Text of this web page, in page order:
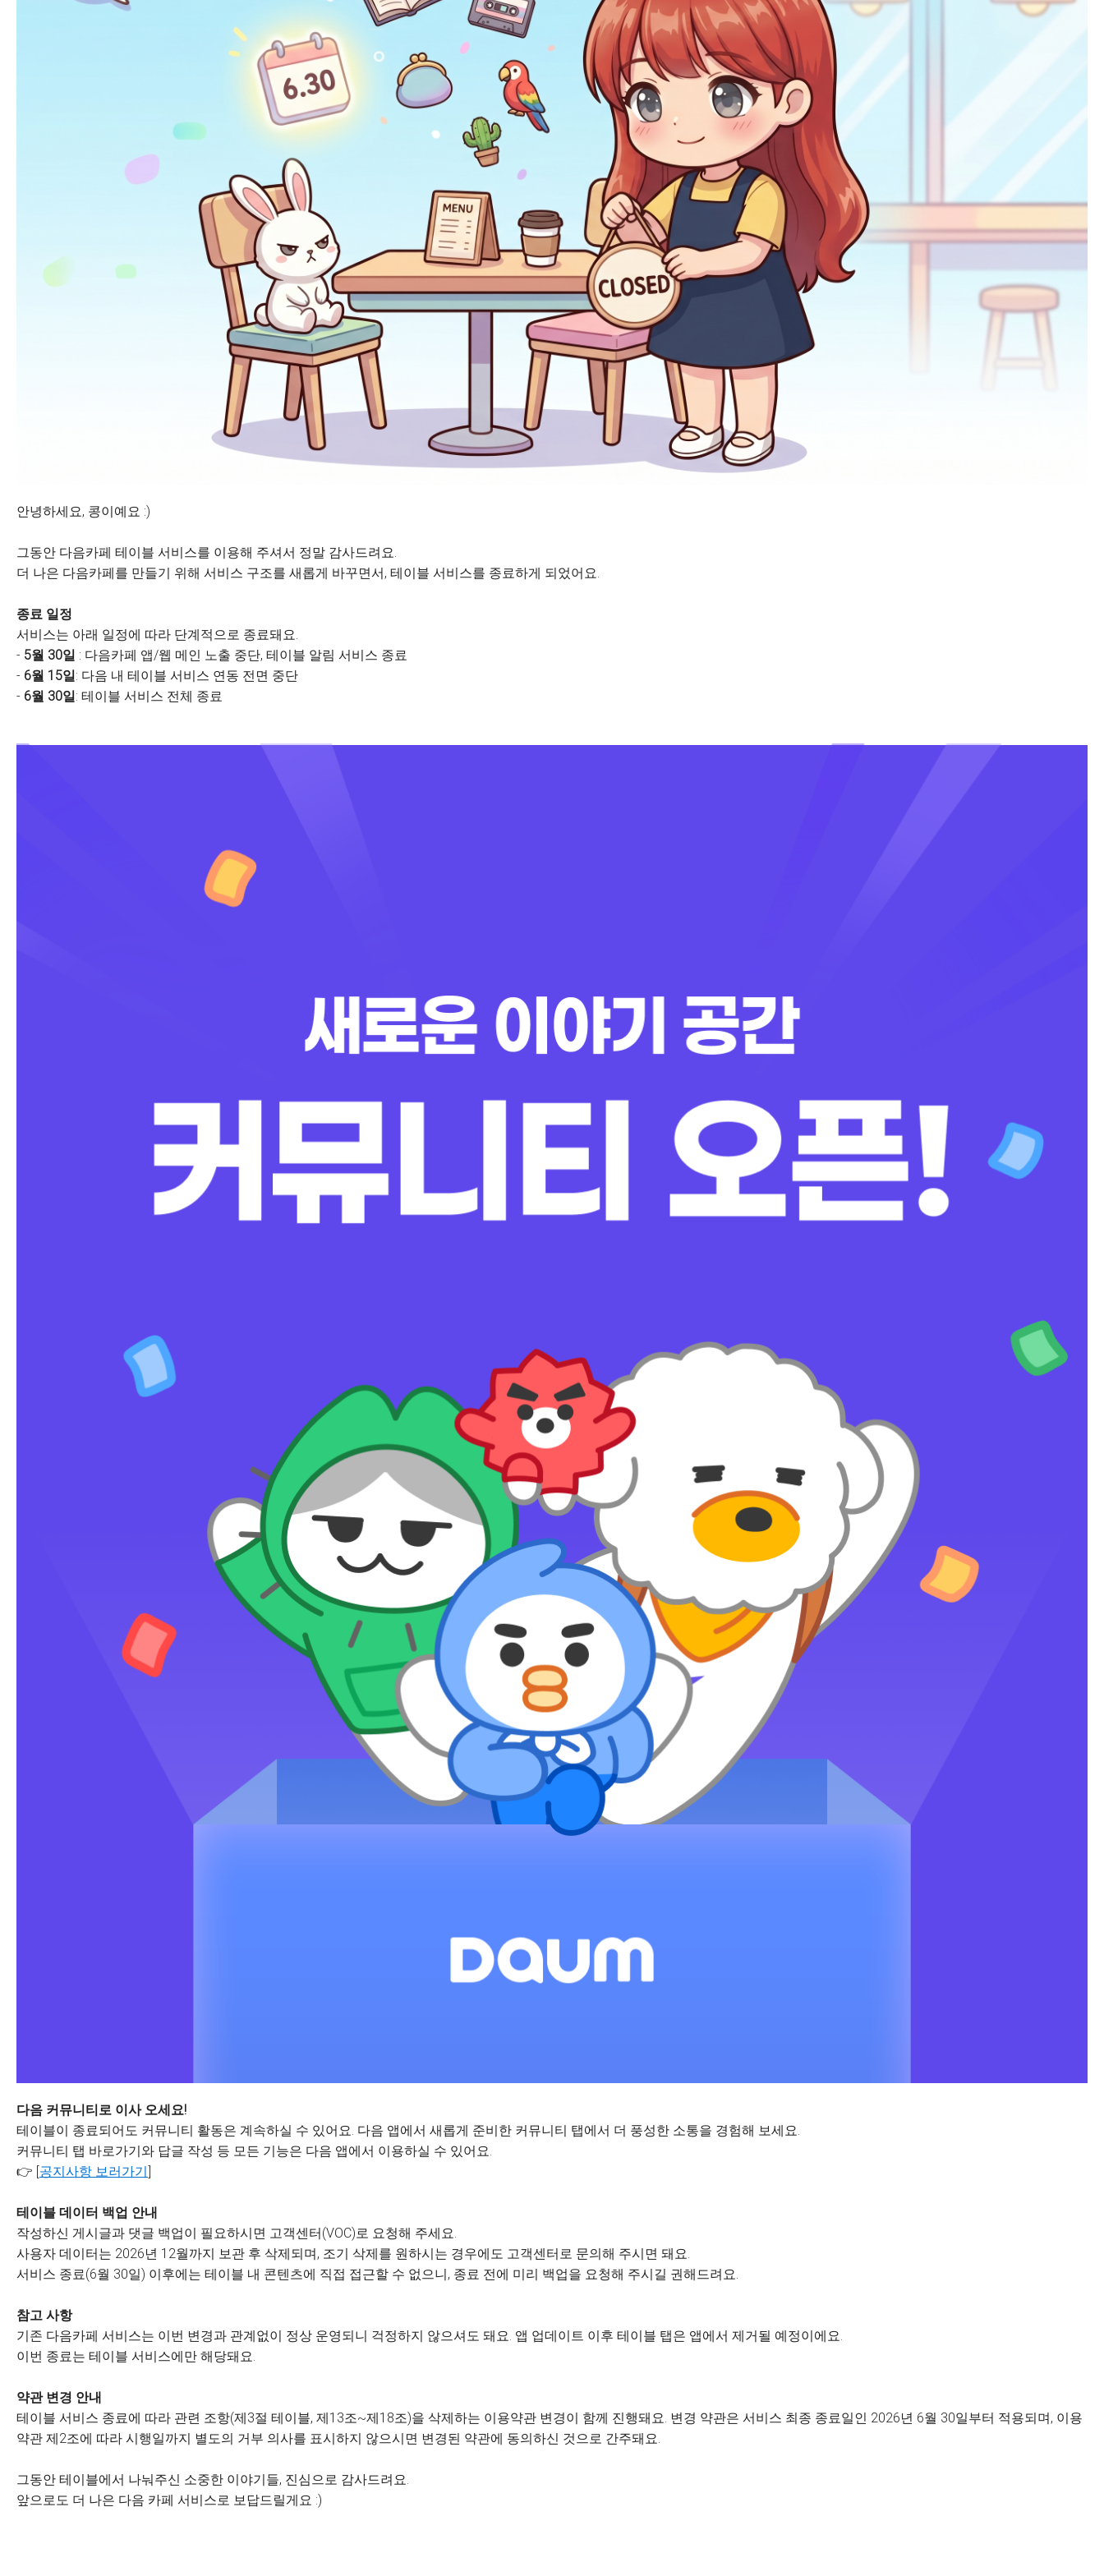
안녕하세요, 콩이예요 :)
그동안 다음카페 테이블 서비스를 이용해 주셔서 정말 감사드려요.
더 나은 다음카페를 만들기 위해 서비스 구조를 새롭게 바꾸면서, 테이블 서비스를 종료하게 되었어요.
종료 일정
서비스는 아래 일정에 따라 단계적으로 종료돼요.
- 5월 30일 : 다음카페 앱/웹 메인 노출 중단, 테이블 알림 서비스 종료
- 6월 15일: 다음 내 테이블 서비스 연동 전면 중단
- 6월 30일: 테이블 서비스 전체 종료
다음 커뮤니티로 이사 오세요!
테이블이 종료되어도 커뮤니티 활동은 계속하실 수 있어요. 다음 앱에서 새롭게 준비한 커뮤니티 탭에서 더 풍성한 소통을 경험해 보세요.
커뮤니티 탭 바로가기와 답글 작성 등 모든 기능은 다음 앱에서 이용하실 수 있어요.
👉 [공지사항 보러가기]
테이블 데이터 백업 안내
작성하신 게시글과 댓글 백업이 필요하시면 고객센터(VOC)로 요청해 주세요.
사용자 데이터는 2026년 12월까지 보관 후 삭제되며, 조기 삭제를 원하시는 경우에도 고객센터로 문의해 주시면 돼요.
서비스 종료(6월 30일) 이후에는 테이블 내 콘텐츠에 직접 접근할 수 없으니, 종료 전에 미리 백업을 요청해 주시길 권해드려요.
참고 사항
기존 다음카페 서비스는 이번 변경과 관계없이 정상 운영되니 걱정하지 않으셔도 돼요. 앱 업데이트 이후 테이블 탭은 앱에서 제거될 예정이에요.
이번 종료는 테이블 서비스에만 해당돼요.
약관 변경 안내
테이블 서비스 종료에 따라 관련 조항(제3절 테이블, 제13조~제18조)을 삭제하는 이용약관 변경이 함께 진행돼요. 변경 약관은 서비스 최종 종료일인 2026년 6월 30일부터 적용되며, 이용
약관 제2조에 따라 시행일까지 별도의 거부 의사를 표시하지 않으시면 변경된 약관에 동의하신 것으로 간주돼요.
그동안 테이블에서 나눠주신 소중한 이야기들, 진심으로 감사드려요.
앞으로도 더 나은 다음 카페 서비스로 보답드릴게요 :)